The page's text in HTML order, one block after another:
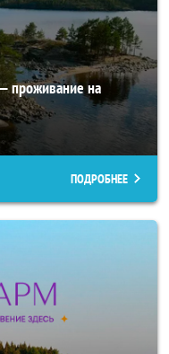
проживание на
ПОДРОБНЕЕ